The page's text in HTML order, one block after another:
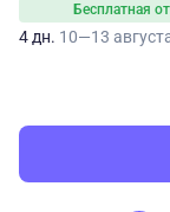
Бесплатная
4 дн. 10—13